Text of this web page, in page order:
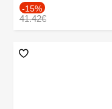
-15%
41.42€